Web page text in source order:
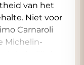
van het
Niet voor
Carnaroli
Michelin-